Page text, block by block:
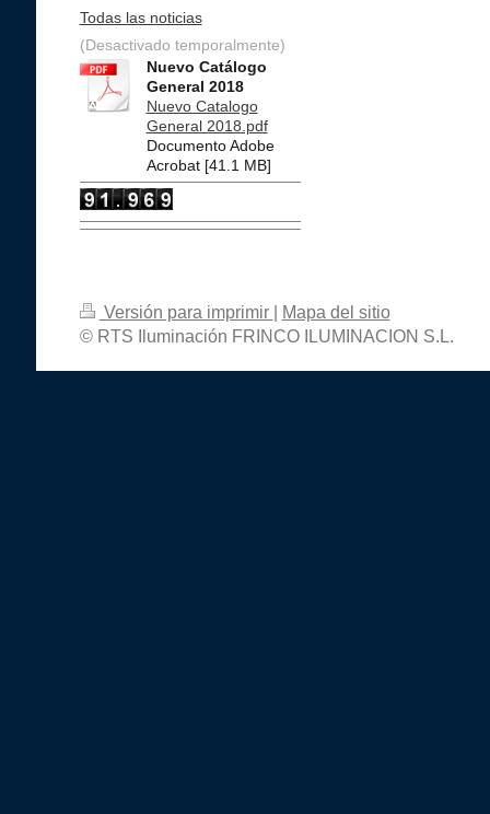
Todas las noticias
(Desactivado temporalmente)
Nuevo Catálogo
General 2018
Nuevo Catalogo
General 2018.pdf
Documento Adobe
Acrobat [41.1 MB]
Versión para imprimir
Mapa del sitio
© RTS Iluminación FRINCO ILUMINACION S.L.